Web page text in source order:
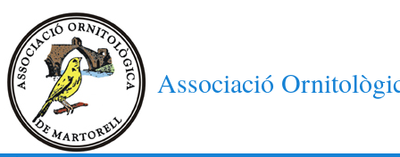
Associació